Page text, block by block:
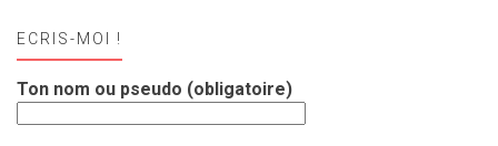
ECRIS-MOI !
Ton nom ou pseudo (obligatoire)